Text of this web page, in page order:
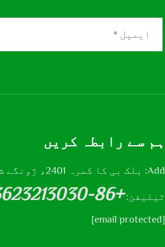
ہم سے رابطہ کریں
Add: بلک بی کا کمرہ 2401، ژونگے شینگشی چوک، شیجیازوانگ شہر، ہیبی صوبہ، چین
ٹیلیفن: +86-13623213030
[email protected]